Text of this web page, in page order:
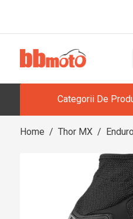
Categorii De
Home / Thor MX /